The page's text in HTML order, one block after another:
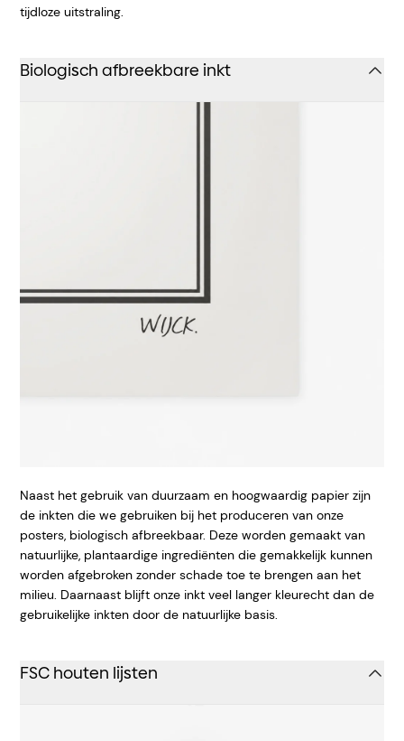
tijdloze uitstraling.
Biologisch afbreekbare inkt
Naast het gebruik van duurzaam en hoogwaardig papier zijn
de inkten die we gebruiken bij het produceren van onze
posters, biologisch afbreekbaar. Deze worden gemaakt van
natuurlijke, plantaardige ingrediënten die gemakkelijk kunnen
worden afgebroken zonder schade toe te brengen aan het
milieu. Daarnaast blijft onze inkt veel langer kleurecht dan de
gebruikelijke inkten door de natuurlijke basis.
FSC houten lijsten